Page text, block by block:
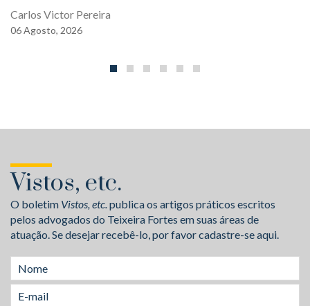
Carlos Victor Pereira
06Agosto, 2026
Vistos, etc.
O boletim Vistos, etc.publica os artigos práticos escritos
pelos advogados do Teixeira Fortes em suas áreas de
atuação. Se desejar recebê-lo, por favor cadastre-se aqui.